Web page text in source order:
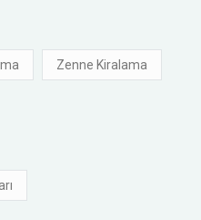
Zenne Kiralama